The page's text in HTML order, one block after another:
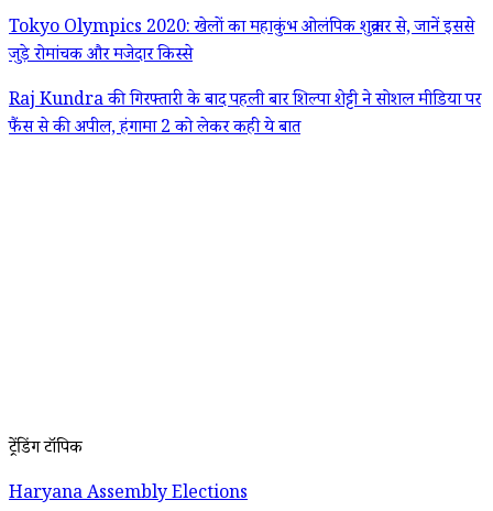
Tokyo Olympics 2020: खेलों का महाकुंभ ओलंपिक शुक्रवार से, जानें इससे
जुड़े रोमांचक और मजेदार किस्से
Raj Kundra की गिरफ्तारी के बाद पहली बार शिल्पा शेट्टी ने सोशल मीडिया पर
फैंस से की अपील, हंगामा 2 को लेकर कही ये बात
ट्रेंडिंग टॉपिक
Haryana Assembly Elections